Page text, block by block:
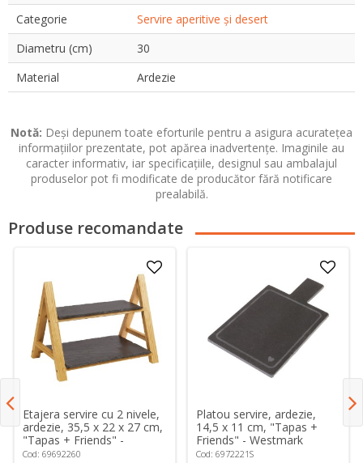
Categorie
Servire aperitive și desert
Diametru (cm)
30
Material
Ardezie
Notă: Deși depunem toate eforturile pentru a asigura acuratețea
informațiilor prezentate, pot apărea inadvertențe. Imaginile au
caracter informativ, iar specificațiile, designul sau ambalajul
produselor pot fi modificate de producător fără notificare
prealabilă.
Produse recomandate
Etajera servire cu 2 nivele,
ardezie, 35,5 x 22 x 27 cm,
"Tapas + Friends" -
Westmark
Cod: 69692260
Platou servire, ardezie,
14,5 x 11 cm, "Tapas +
Friends" - Westmark
Cod: 6972221S